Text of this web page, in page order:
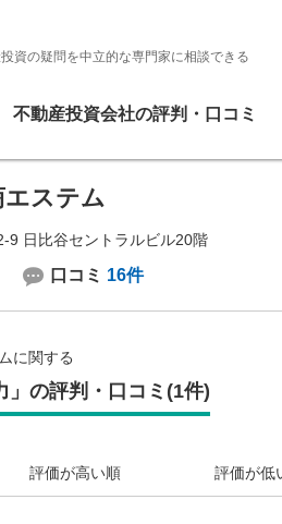
資の疑問を中立的な専門家に相談できる
不動産投資会社の評判・口コミ
エステム
9 日比谷セントラルビル20階
口コミ 16件
に関する
」の評判・口コミ(1件)
評価が高い順 評価が低